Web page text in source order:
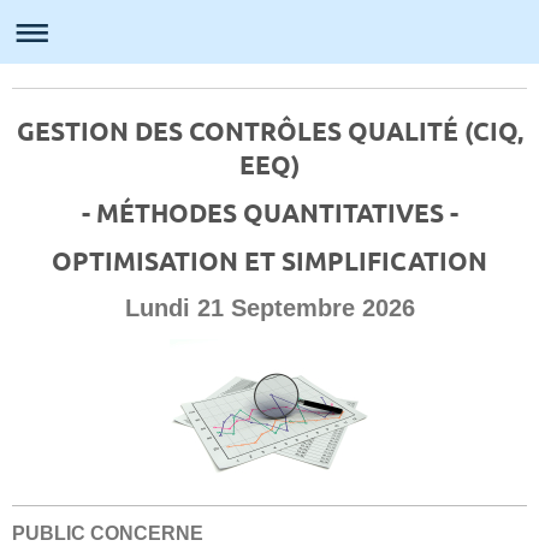
GESTION DES CONTRÔLES QUALITÉ (CIQ,
EEQ)
- MÉTHODES QUANTITATIVES -
OPTIMISATION ET SIMPLIFICATION
Lundi 21 Septembre 2026
PUBLIC CONCERNE